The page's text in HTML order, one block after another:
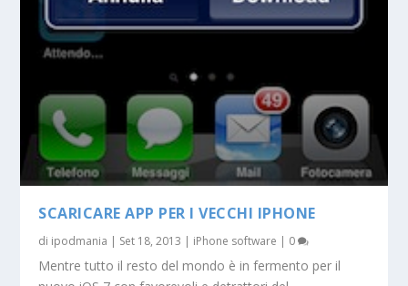
SCARICARE APP PER I VECCHI IPHONE
di ipodmania | Set 18, 2013 | iPhone software | 0
Mentre tutto il resto del mondo è in fermento per il